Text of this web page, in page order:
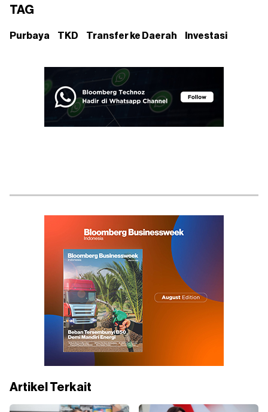
TAG
Purbaya TKD Transfer ke Daerah Investasi
Artikel Terkait